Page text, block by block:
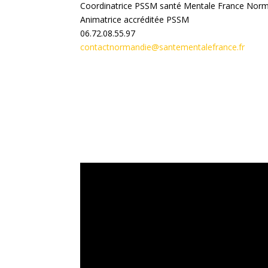
Coordinatrice PSSM santé Mentale France
Animatrice accréditée PSSM
06.72.08.55.97
contactnormandie@santementalefrance.fr